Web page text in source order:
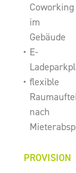
Coworking
im
Gebäude
E-
flexible
nach
PROVISION